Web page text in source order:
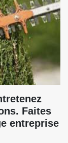
Faites
entreprise